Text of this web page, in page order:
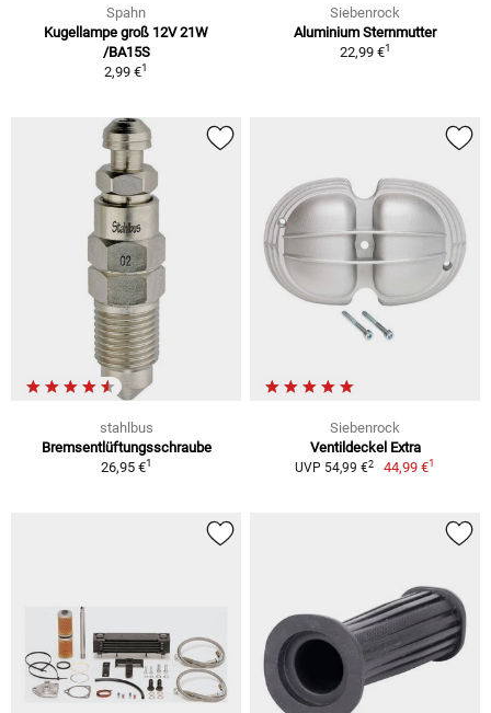
Spahn
Kugellampe groß 12V 21W
/BA15S
2,99 €1
Siebenrock
Aluminium Sternmutter
22,99 €1
stahlbus
Bremsentlüftungsschraube
26,95 €1
Siebenrock
Ventildeckel Extra
UVP 54,99 €2 44,99 €1